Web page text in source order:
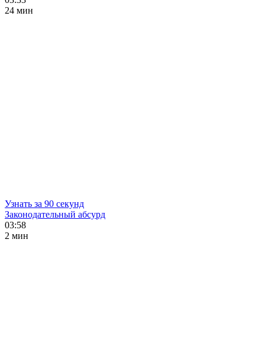
24 мин
Узнать за 90 секунд
Законодательный абсурд
03:58
2 мин